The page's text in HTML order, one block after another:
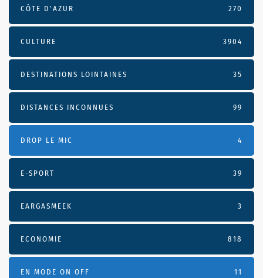
CÔTE D’AZUR 270
CULTURE 3904
DESTINATIONS LOINTAINES 35
DISTANCES INCONNUES 99
DROP LE MIC 4
E-SPORT 39
EARGASMEEK 3
ECONOMIE 818
EN MODE ON OFF 11